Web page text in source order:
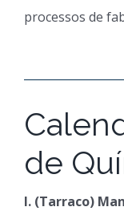
processos de
de
I. (Tarraco)